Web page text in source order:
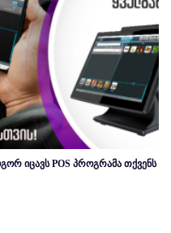
იცავს POS პროგრამა თქვენს